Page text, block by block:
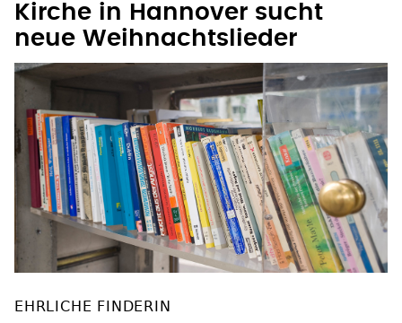
Kirche in Hannover sucht
neue Weihnachtslieder
EHRLICHE FINDERIN